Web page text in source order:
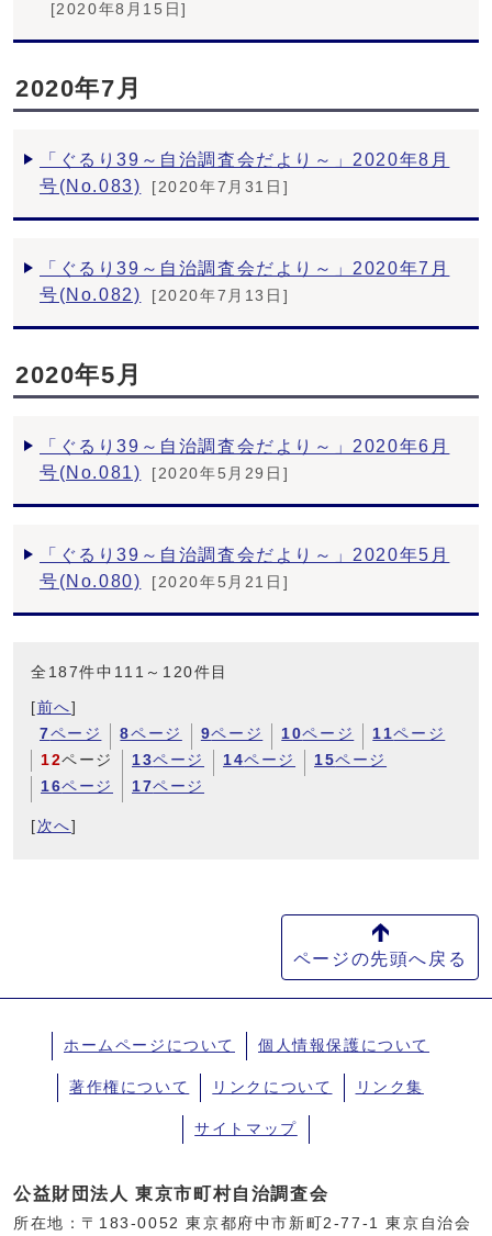
[2020年8月15日]
2020年7月
「ぐるり39～自治調査会だより～」2020年8月
号(No.083)
[2020年7月31日]
「ぐるり39～自治調査会だより～」2020年7月
号(No.082)
[2020年7月13日]
2020年5月
「ぐるり39～自治調査会だより～」2020年6月
号(No.081)
[2020年5月29日]
「ぐるり39～自治調査会だより～」2020年5月
号(No.080)
[2020年5月21日]
全187件中111～120件目
[前へ]
7ページ 8ページ 9ページ 10ページ 11ページ
12ページ 13ページ 14ページ 15ページ
16ページ 17ページ
[ 次へ]
ページの先頭へ戻る
ホームページについて 個人情報保護について
著作権について リンクについて リンク集
サイトマップ
公益財団法人 東京市町村自治調査会
所在地：〒183-0052 東京都府中市新町2-77-1 東京自治会